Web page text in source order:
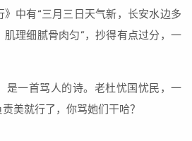
中有“三月三日天气新，长安水边多
理细腻骨肉匀”，抄得有点过分，一
是一首骂人的诗。老杜忧国忧民，一
美就行了，你骂她们干哈？